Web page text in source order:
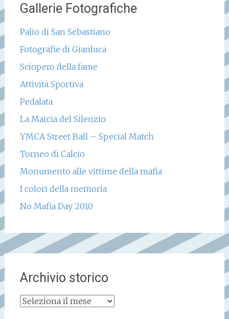
Gallerie Fotografiche
Palio di San Sebastiano
Fotografie di Gianluca
Sciopero della fame
Attività Sportiva
Pedalata
La Marcia del Silenzio
YMCA Street Ball – Special Match
Torneo di Calcio
Monumento alle vittime della mafia
I colori della memoria
No Mafia Day 2010
Archivio storico
Archivio